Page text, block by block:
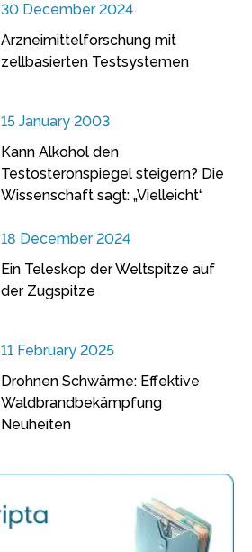
30 December 2024
Arzneimittelforschung mit
zellbasierten Testsystemen
15 January 2003
Kann Alkohol den
Testosteronspiegel steigern? Die
Wissenschaft sagt: „Vielleicht“
18 December 2024
Ein Teleskop der Weltspitze auf
der Zugspitze
11 February 2025
Drohnen Schwärme: Effektive
Waldbrandbekämpfung
Neuheiten